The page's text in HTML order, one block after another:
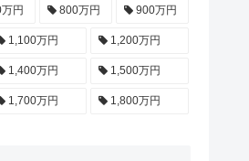
円 800万円 900万円
1,100万円 1,200万円
1,400万円 1,500万円
1,700万円 1,800万円